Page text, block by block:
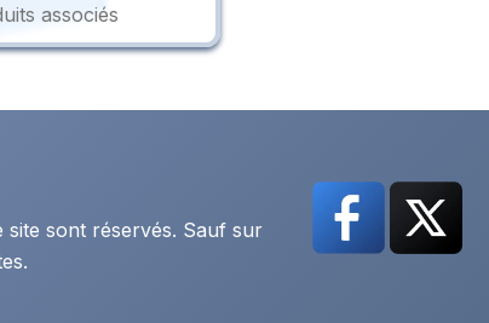
associés
site sont réservés. Sauf sur